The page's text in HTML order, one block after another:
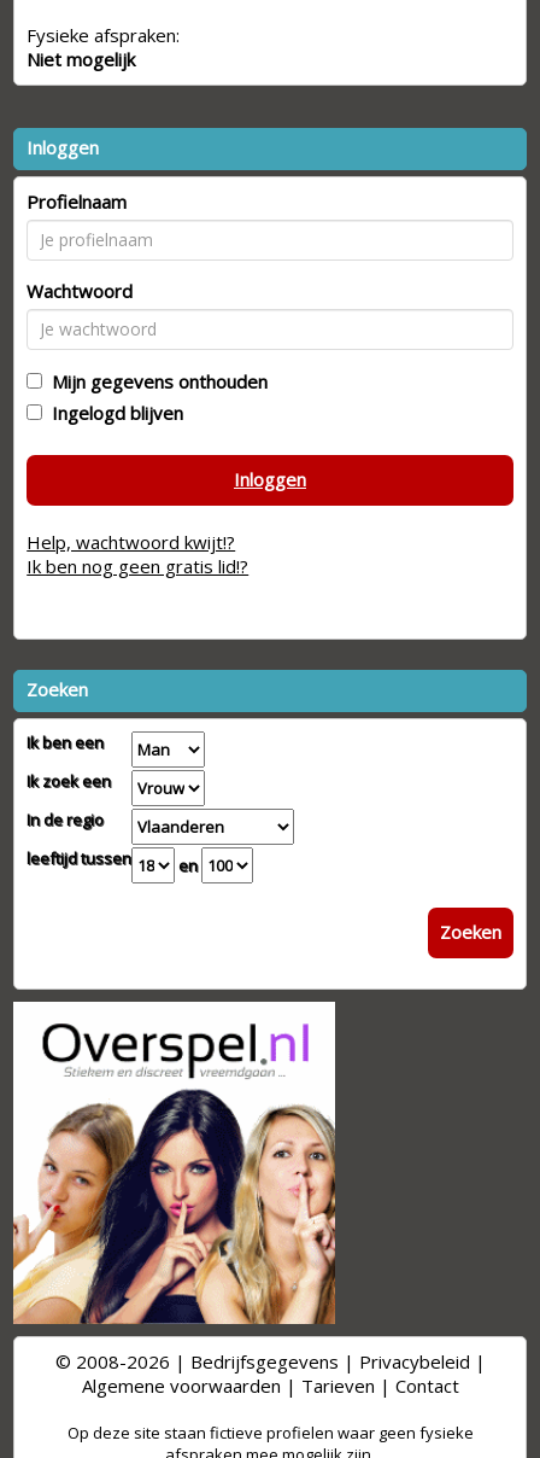
Fysieke afspraken:
Niet mogelijk
Inloggen
Profielnaam
Wachtwoord
Mijn gegevens onthouden
Ingelogd blijven
Inloggen
Help, wachtwoord kwijt!?
Ik ben nog geen gratis lid!?
Zoeken
Ik ben een
Ik zoek een
In de regio
leeftijd tussen
en
Zoeken
© 2008-2026 | Bedrijfsgegevens | Privacybeleid |
Algemene voorwaarden | Tarieven | Contact
Op deze site staan fictieve profielen waar geen fysieke